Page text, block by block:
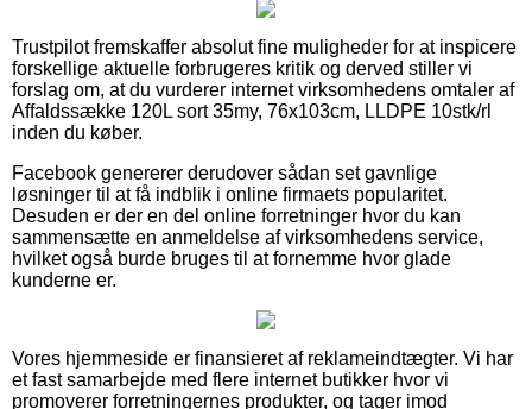
Trustpilot fremskaffer absolut fine muligheder for at inspicere
forskellige aktuelle forbrugeres kritik og derved stiller vi
forslag om, at du vurderer internet virksomhedens omtaler af
Affaldssække 120L sort 35my, 76x103cm, LLDPE 10stk/rl
inden du køber.
Facebook genererer derudover sådan set gavnlige
løsninger til at få indblik i online firmaets popularitet.
Desuden er der en del online forretninger hvor du kan
sammensætte en anmeldelse af virksomhedens service,
hvilket også burde bruges til at fornemme hvor glade
kunderne er.
Vores hjemmeside er finansieret af reklameindtægter. Vi har
et fast samarbejde med flere internet butikker hvor vi
promoverer forretningernes produkter, og tager imod